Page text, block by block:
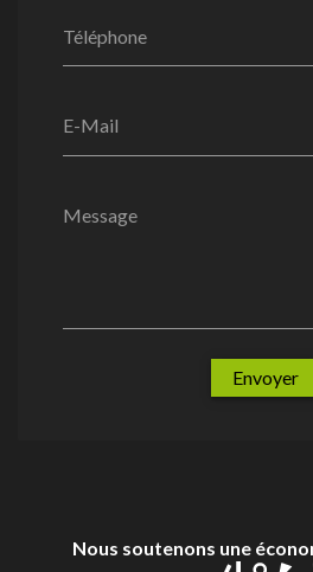
Téléphone
E-Mail
Message
Envoyer
Nous soutenons une